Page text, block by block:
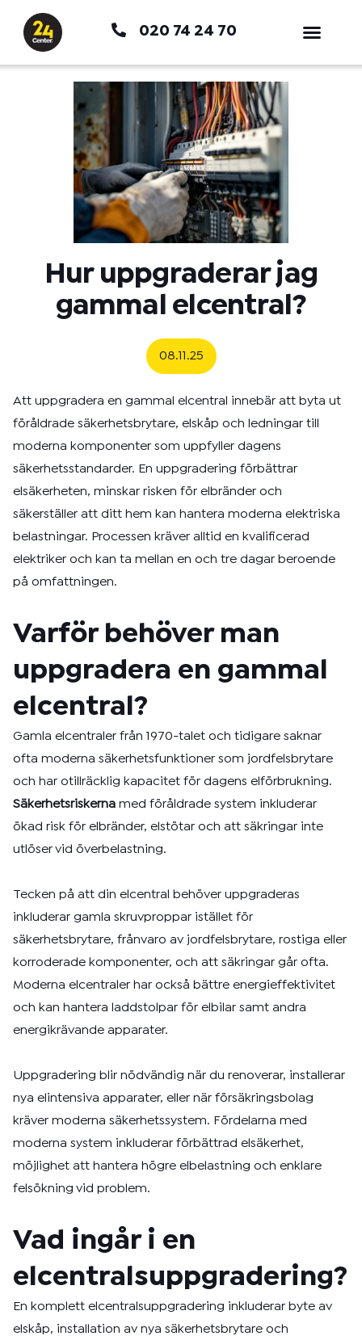
innehåll
020 74 24 70
Hur uppgraderar jag
gammal elcentral?
08.11.25
Att uppgradera en gammal elcentral innebär att byta ut
föråldrade säkerhetsbrytare, elskåp och ledningar till
moderna komponenter som uppfyller dagens
säkerhetsstandarder. En uppgradering förbättrar
elsäkerheten, minskar risken för elbränder och
säkerställer att ditt hem kan hantera moderna elektriska
belastningar. Processen kräver alltid en kvalificerad
elektriker och kan ta mellan en och tre dagar beroende
på omfattningen.
Varför behöver man
uppgradera en gammal
elcentral?
Gamla elcentraler från 1970-talet och tidigare saknar
ofta moderna säkerhetsfunktioner som jordfelsbrytare
och har otillräcklig kapacitet för dagens elförbrukning.
Säkerhetsriskerna med föråldrade system inkluderar
ökad risk för elbränder, elstötar och att säkringar inte
utlöser vid överbelastning.
Tecken på att din elcentral behöver uppgraderas
inkluderar gamla skruvproppar istället för
säkerhetsbrytare, frånvaro av jordfelsbrytare, rostiga eller
korroderade komponenter, och att säkringar går ofta.
Moderna elcentraler har också bättre energieffektivitet
och kan hantera laddstolpar för elbilar samt andra
energikrävande apparater.
Uppgradering blir nödvändig när du renoverar, installerar
nya elintensiva apparater, eller när försäkringsbolag
kräver moderna säkerhetssystem. Fördelarna med
moderna system inkluderar förbättrad elsäkerhet,
möjlighet att hantera högre elbelastning och enklare
felsökning vid problem.
Vad ingår i en
elcentralsuppgradering?
En komplett elcentralsuppgradering inkluderar byte av
elskåp, installation av nya säkerhetsbrytare och